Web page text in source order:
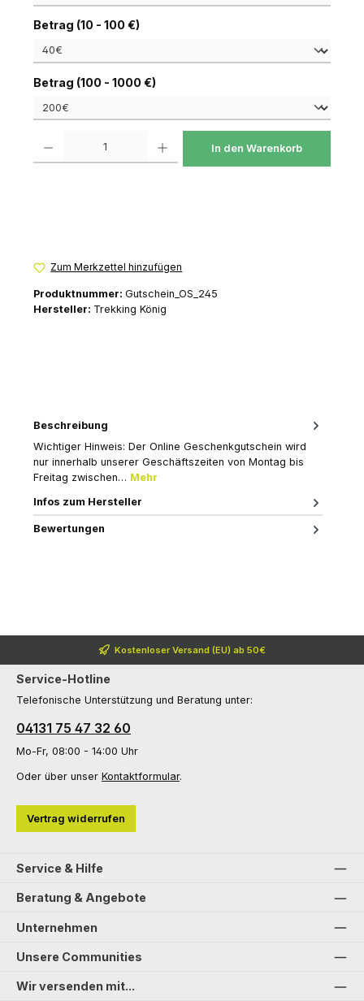
Betrag (10 - 100 €)auswählen
Betrag (100 - 1000 €)auswählen
In den Warenkorb
Zum Merkzettel hinzufügen
Produktnummer: Gutschein_OS_245
Hersteller: Trekking König
Beschreibung
Wichtiger Hinweis: Der Online Geschenkgutschein wird
nur innerhalb unserer Geschäftszeiten von Montag bis
Freitag zwischen… Mehr
Infos zum Hersteller
Bewertungen
Kostenloser Versand (EU) ab 50€
Service-Hotline
Telefonische Unterstützung und Beratung unter:
04131 75 47 32 60
Mo-Fr, 08:00 - 14:00 Uhr
Oder über unser Kontaktformular.
Vertrag widerrufen
Service & Hilfe
Beratung & Angebote
Unternehmen
Unsere Communities
Wir versenden mit...